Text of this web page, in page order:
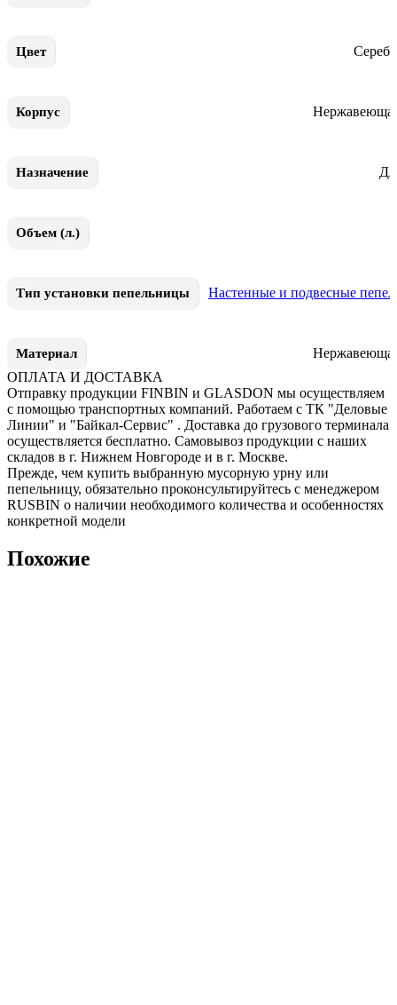
Цвет
Корпус
Назначение
Объем (л.)
Тип установки пепельницы Настенные и подвесные
Материал
ОПЛАТА И ДОСТАВКА
Отправку продукции FINBIN и GLASDON мы осуществляем
с помощью транспортных компаний. Работаем с ТК "Деловые
Линии" и "Байкал-Сервис" . Доставка до грузового терминала
осуществляется бесплатно. Самовывоз продукции с наших
складов в г. Нижнем Новгороде и в г. Москве.
Прежде, чем купить выбранную мусорную урну или
пепельницу, обязательно проконсультируйтесь с менеджером
RUSBIN о наличии необходимого количества и особенностях
конкретной модели
Похожие